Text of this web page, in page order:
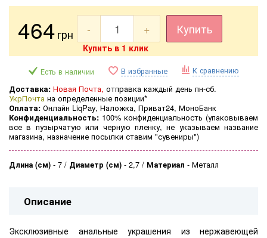
464грн - + Купить
Купить в 1 клик
Есть в наличии В избранные К сравнению
Доставка: Новая Почта, отправка каждый день пн-сб.
УкрПочта на определенные позиции*
Оплата: Онлайн LiqPay, Наложка, Приват24, МоноБанк
Конфиденциальность: 100% конфиденциальность (упаковываем
все в пузырчатую или черную пленку, не указываем название
магазина, назначение посылки ставим "сувениры")
Длина (см) - 7 Диаметр (см) - 2,7 Материал - Металл
Описание
Эксклюзивные анальные украшения из нержавеющей